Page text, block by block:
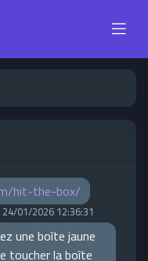
hit-the-box/
24/01/2026 12:36:31
une boîte jaune
toucher la boîte